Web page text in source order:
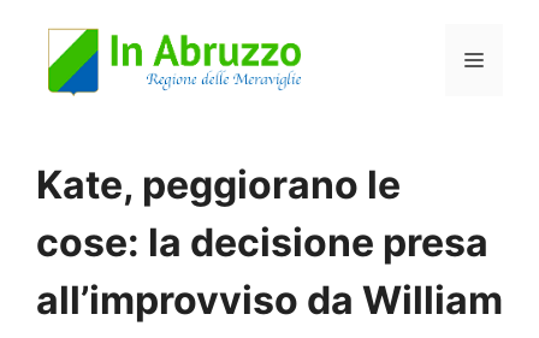
Menu
Kate, peggiorano le
cose: la decisione presa
all’improvviso da William